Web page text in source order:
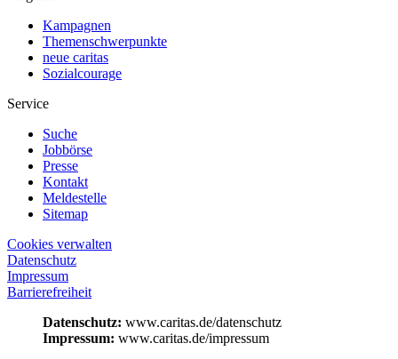
Kampagnen
Themenschwerpunkte
neue caritas
Sozialcourage
Service
Suche
Jobbörse
Presse
Kontakt
Meldestelle
Sitemap
Cookies verwalten
Datenschutz
Impressum
Barrierefreiheit
Datenschutz: www.caritas.de/datenschutz
Impressum: www.caritas.de/impressum